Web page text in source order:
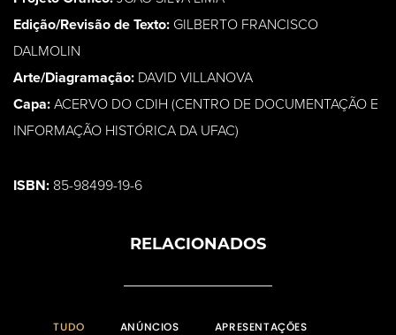
Edição/Revisão de Texto: GILBERTO FRANCISCO
DALMOLIN
Arte/Diagramação: DAVID VILLANOVA
Capa: ACERVO DO CDIH (CENTRO DE DOCUMENTAÇÃO E
INFORMAÇÃO HISTÓRICA DA UFAC)
ISBN: 85-98499-19-6
RELACIONADOS
TUDO ANÚNCIOS
APRESENTAÇÕES